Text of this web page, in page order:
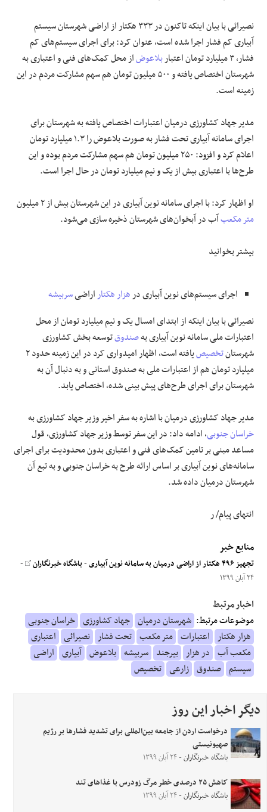
نصیرائی با بیان اینکه تاکنون در ۳۳۳ هکتار از اراضی شهرستان سیستم
آبیاری کم فشار اجرا شده است، عنوان کرد: برای اجرای سیستم‌های کم
فشار، ۳ میلیارد تومان اعتبار
بلاعوضاز محل کمک‌های فنی و اعتباری به
شهرستان اختصاص یافته و ۵۰۰ میلیون تومان هم سهم مشارکت مردم در این
زمینه است.
مدیر جهاد کشاورزی درمیان اعتبارات اختصاص یافته به شهرستان برای
اجرای سامانه آبیاری تحت فشار به صورت بلاعوض را ۱.۳ میلیارد تومان
اعلام کرد و افزود: ۲۵۰ میلیون تومان هم سهم مشارکت مردم بوده و این
طرح‌ها با اعتباری بیش از یک و نیم میلیارد تومان در حال اجرا است.
او اظهار کرد: با اجرای سامانه نوین آبیاری در این شهرستان بیش از ۲ میلیون
متر مکعبآب در آبخوان‌های شهرستان ذخیره سازی می‌شود.
بیشتر بخوانید
اجرای سیستم‌های نوین آبیاری درهزار هکتاراراضیسربیشه
نصیرائی با بیان اینکه از ابتدای امسال یک و نیم میلیارد تومان از محل
اعتبارات ملی سامانه نوین آبیاری بهصندوقتوسعه بخش کشاورزی
شهرستانتخصیص
یافته است، اظهار امیدواری کرد در این زمینه حدود ۲
میلیارد تومان هم از اعتبارات ملی به صندوق استانی و به دنبال آن به
شهرستان برای اجرای طرح‌های پیش بینی شده، اختصاص یابد.
مدیر جهاد کشاورزی درمیان با اشاره به سفر اخیر وزیر جهاد کشاورزی به
خراسان جنوبی، ادامه داد: در این سفر توسط وزیر جهاد کشاورزی، قول
مساعد مبنی بر تامین کمک‌های فنی و اعتباری بدون محدودیت برای اجرای
سامانه‌های نوین آبیاری بر اساس ارائه طرح به خراسان جنوبی و به تبع آن
شهرستان درمیان داده شد.
انتهای پیام/ ر
منابع خبر
تجهیز ۴۹۶ هکتار از اراضی درمیان به سامانه نوین آبیاری -باشگاه خبرنگاران -
۲۴ آبان ۱۳۹۹
اخبار مرتبط
موضوعات مرتبط: شهرستان درمیان جهاد کشاورزی خراسان جنوبی
هزار هکتار اعتبارات متر مکعب تحت فشار نصیرائی اعتباری
مکعب آب در هزار بیرجند سربیشه بلاعوض آبیاری اراضی
سیستم صندوق زارعی تخصیص
دیگر اخبار این روز
درخواست اردن از جامعه بین‌المللی برای تشدید فشارها بر رژیم
صهیونیستی
باشگاه خبرنگاران- ۲۴ آبان ۱۳۹۹
کاهش ۲۵ درصدی خطر مرگ زودرس با غذا‌های تند
باشگاه خبرنگاران- ۲۴ آبان ۱۳۹۹